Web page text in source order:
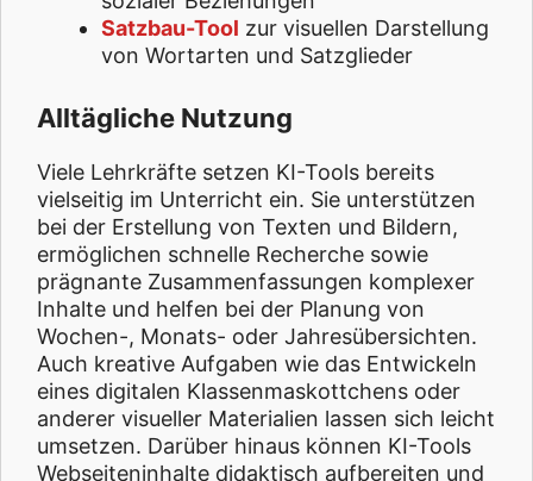
Satzbau-Tool zur visuellen Darstellung
von Wortarten und Satzglieder
Alltägliche Nutzung
Viele Lehrkräfte setzen KI-Tools bereits
vielseitig im Unterricht ein. Sie unterstützen
bei der Erstellung von Texten und Bildern,
ermöglichen schnelle Recherche sowie
prägnante Zusammenfassungen komplexer
Inhalte und helfen bei der Planung von
Wochen-, Monats- oder Jahresübersichten.
Auch kreative Aufgaben wie das Entwickeln
eines digitalen Klassenmaskottchens oder
anderer visueller Materialien lassen sich leicht
umsetzen. Darüber hinaus können KI-Tools
Webseiteninhalte didaktisch aufbereiten und